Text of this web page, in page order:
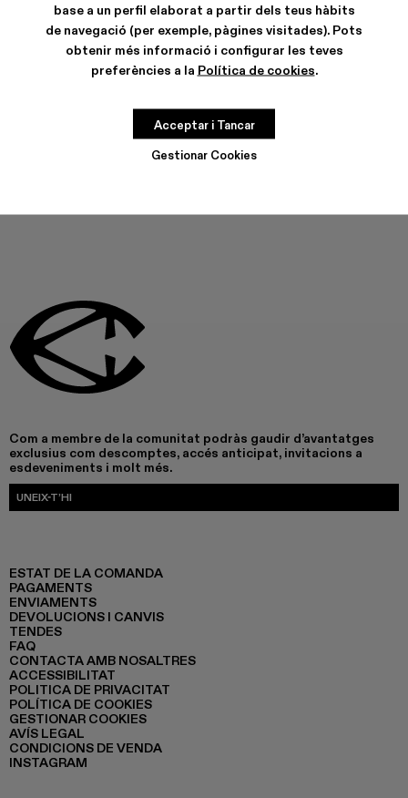
base a un perfil elaborat a partir dels teus hàbits
de navegació (per exemple, pàgines visitades). Pots
obtenir més informació i configurar les teves
preferències a la Política de cookies.
Gestionar Cookies
Acceptar i Tancar
CARACTERÍSTIQUES
CURA DEL PRODUCTE
AQUEST PRODUCTE NO ESTÀ DISPONIBLE EN AQUEST
Com a membre de la comunitat podràs gaudir d’avantatges
exclusius com descomptes, accés anticipat, invitacions a
esdeveniments i molt més.
UNEIX-T’HI
ESTAT DE LA COMANDA
PAGAMENTS
ENVIAMENTS
DEVOLUCIONS I CANVIS
TENDES
FAQ
CONTACTA AMB NOSALTRES
ACCESSIBILITAT
POLITICA DE PRIVACITAT
POLÍTICA DE COOKIES
GESTIONAR COOKIES
AVÍS LEGAL
CONDICIONS DE VENDA
INSTAGRAM